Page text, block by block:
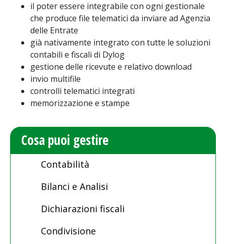
il poter essere integrabile con ogni gestionale
che produce file telematici da inviare ad Agenzia
delle Entrate
già nativamente integrato con tutte le soluzioni
contabili e fiscali di Dylog
gestione delle ricevute e relativo download
invio multifile
controlli telematici integrati
memorizzazione e stampe
Cosa puoi gestire
Contabilità
Bilanci e Analisi
Dichiarazioni fiscali
Condivisione